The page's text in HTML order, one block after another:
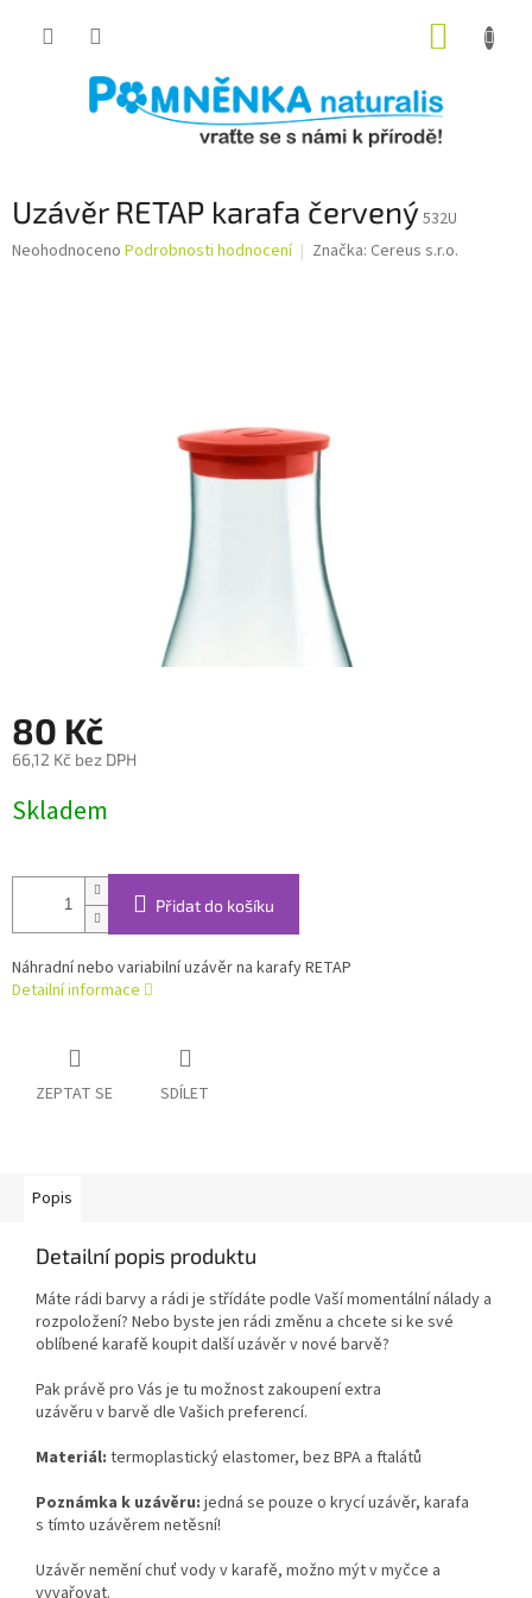
Uzávěr RETAP karafa červený 532U
Průměrné
Neohodnoceno Podrobnosti hodnocení Značka: Cereus s.r.o.
80 Kč
66,12 Kč bez DPH
cena:
Skladem
Přidat do košíku
Náhradní nebo variabilní uzávěr na karafy RETAP
Detailní informace
ZEPTAT SE SDÍLET
Popis
Detailní popis produktu
Máte rádi barvy a rádi je střídáte podle Vaší momentální nálady a
rozpoložení? Nebo byste jen rádi změnu a chcete si ke své
oblíbené karafě koupit další uzávěr v nové barvě?
Pak právě pro Vás je tu možnost zakoupení extra
uzávěru v barvě dle Vašich preferencí.
Materiál: termoplastický elastomer, bez BPA a ftalátů
Poznámka k uzávěru: jedná se pouze o krycí uzávěr, karafa
s tímto uzávěrem netěsní!
Uzávěr nemění chuť vody v karafě, možno mýt v myčce a